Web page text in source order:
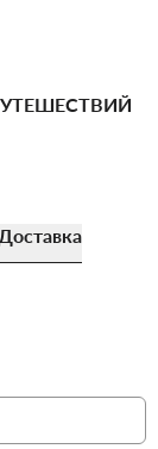
Доставка